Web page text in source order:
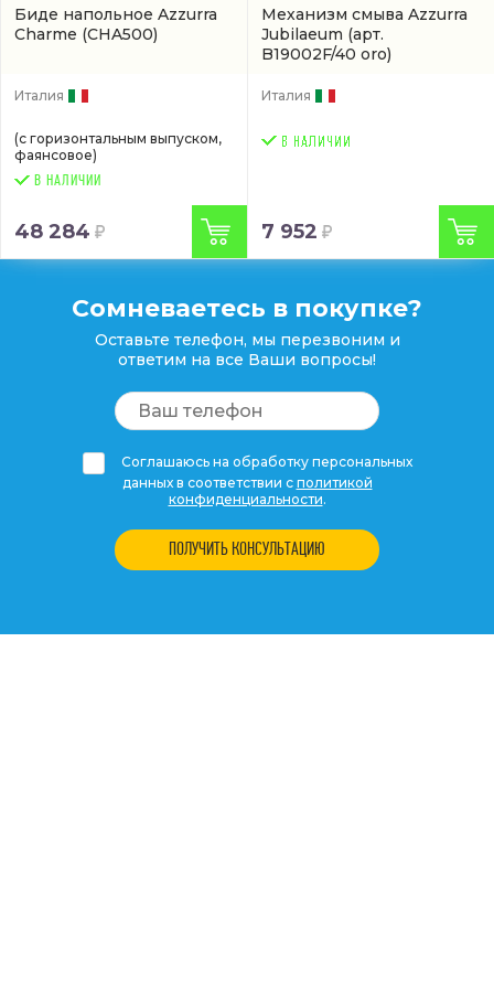
Биде напольное Azzurra
Charme (CHA500)
Италия
(с горизонтальным выпуском,
фаянсовое)
В НАЛИЧИИ
48 284
Механизм смыва Azzurra
Jubilaeum (арт.
B19002F/40 oro)
Италия
7 952
Сомневаетесь в покупке?
Оставьте телефон, мы перезвоним и
ответим на все Ваши вопросы!
Соглашаюсь на обработку персональных
данных в соответствии с политикой
конфиденциальности.
ПОЛУЧИТЬ КОНСУЛЬТАЦИЮ